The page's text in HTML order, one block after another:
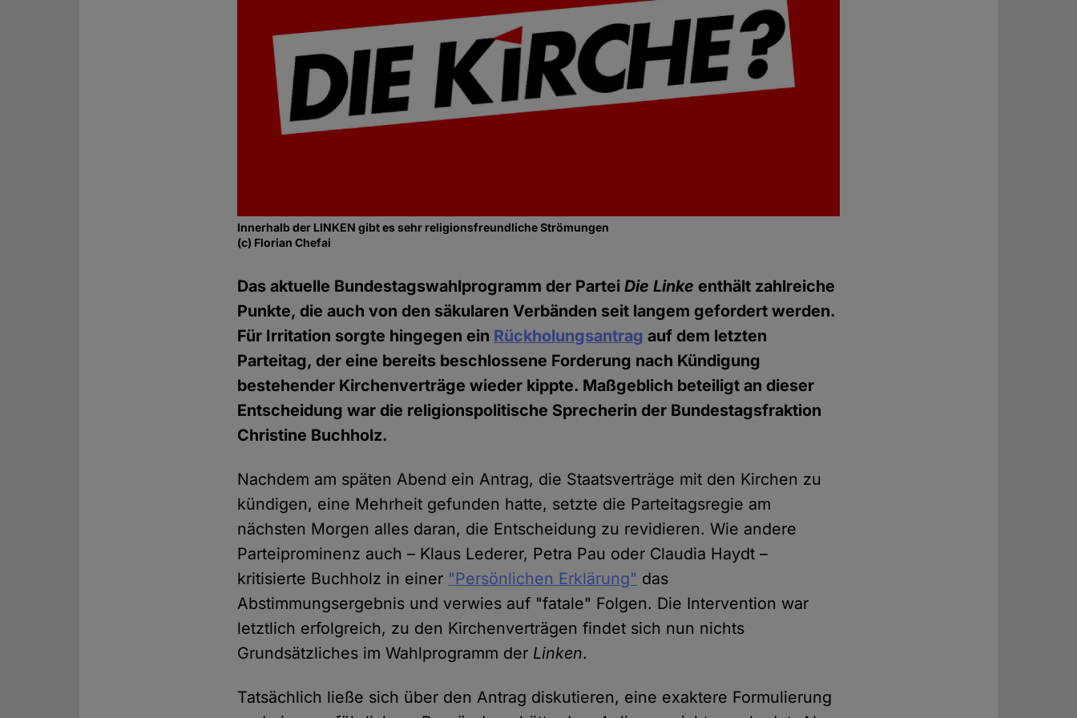
Innerhalb der LINKEN gibt es sehr religionsfreundliche Strömungen
(c) Florian Chefai
Das aktuelle Bundestagswahlprogramm der ParteiDie Linke enthält zahlreiche
Punkte, die auch von den säkularen Verbänden seit langem gefordert werden.
Für Irritation sorgte hingegen ein Rückholungsantrag auf dem letzten
Parteitag, der eine bereits beschlossene Forderung nach Kündigung
bestehender Kirchenverträge wieder kippte. Maßgeblich beteiligt an dieser
Entscheidung war die religionspolitische Sprecherin der Bundestagsfraktion
Christine Buchholz.
Nachdem am späten Abend ein Antrag, die Staatsverträge mit den Kirchen zu
kündigen, eine Mehrheit gefunden hatte, setzte die Parteitagsregie am
nächsten Morgen alles daran, die Entscheidung zu revidieren. Wie andere
Parteiprominenz auch – Klaus Lederer, Petra Pau oder Claudia Haydt –
kritisierte Buchholz in einer "Persönlichen Erklärung" das
Abstimmungsergebnis und verwies auf "fatale" Folgen. Die Intervention war
letztlich erfolgreich, zu den Kirchenverträgen findet sich nun nichts
Grundsätzliches im Wahlprogramm der Linken.
Tatsächlich ließe sich über den Antrag diskutieren, eine exaktere Formulierung